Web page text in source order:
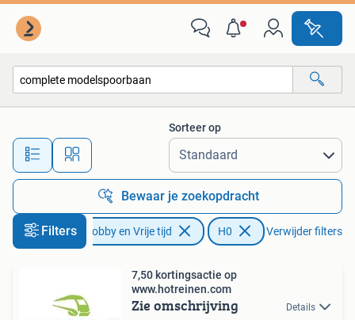
Alle afstanden…
Sorteer op
Bewaar je zoekopdracht
Filters Hobby en Vrije tijd H0 Verwijder filters
7,50 kortingsactie op
www.hotreinen.com
Zie omschrijving Details